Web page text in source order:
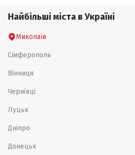
Найбільші міста в Україні
Миколаїв
Сімферополь
Вінниця
Чернівці
Луцьк
Дніпро
Донецьк